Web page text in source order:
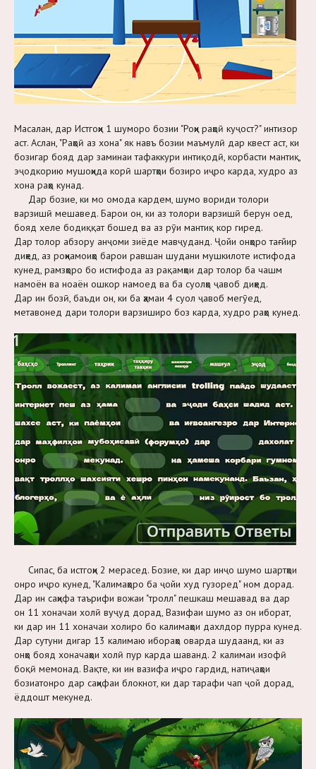
Масалан, дар Истгоҳи 1 шуморо бозии "Роҳи раҳоӣ куҷост?" интизор
аст. Аслан, "Раҳоӣ аз хона" як навъ бозии маъмулӣ дар квест аст, ки
бозигар бояд дар заминаи тафаккури интиқодӣ, корбасти мантиқ,
эҷодкорию мушоҳида корӣ шартҳои бозиро иҷро карда, худро аз
хона раҳо кунад.
Дар бозие, ки мо омода кардем, шумо вориди толори
варзишӣ мешавед. Барои он, ки аз толори варзишӣ берун оед,
бояд хеле бодиққат бошед ва аз рӯи мантиқ кор гиред.
Дар толор абзору анҷоми зиёде мавҷуданд. Ҷойи онҳоро тағйир
диҳед, аз роҳнамоиҳо барои равшан шудани мушкилоте истифода
кунед, рамзҳоро бо истифода аз рақамҳои дар толор ба чашм
намоён ва ноаён ошкор намоед ва ба суолҳо ҷавоб диҳед.
Дар ин бозӣ, баъди он, ки ба ҳамаи 4 суол ҷавоб мегӯед,
метавонед дари толори варзиширо боз карда, худро раҳо кунед.
Сипас, ба истгоҳи 2 мерасед. Бозие, ки дар инҷо шумо шартҳои
онро иҷро кунед, "Калимаҳоро ба ҷойи худ гузоред" ном дорад.
Дар ин саҳифа таърифи вожаи "тролл" пешкаш мешавад ва дар
он 11 хоначаи холӣ вуҷуд дорад, Вазифаи шумо аз он иборат,
ки дар ин 11 хоначаи холиро бо калимаҳои дахлдор пурра кунед.
Дар сутуни дигар 13 калимаю ибораҳо оварда шудаанд, ки аз
онҳо бояд хоначаҳои холӣ пур карда шаванд. 2 калимаи изофӣ
боқӣ мемонад. Вақте, ки ин вазифа иҷро гардид, натиҷаҳои
бозиатонро дар саҳифаи блокнот, ки дар тарафи чап ҷой дорад,
ёддошт мекунед.